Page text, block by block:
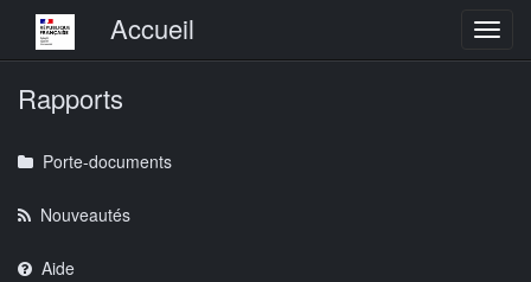
Menu principalAccueil
Rapports
Porte-documents
Nouveautés
Aide